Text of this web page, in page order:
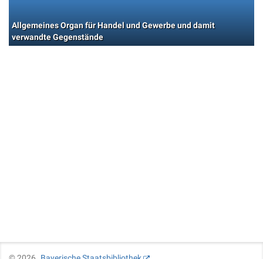
Allgemeines Organ für Handel und Gewerbe und damit
verwandte Gegenstände